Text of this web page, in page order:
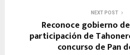
NEXT POST
Reconoce gobierno
participación de
concurso de Pan